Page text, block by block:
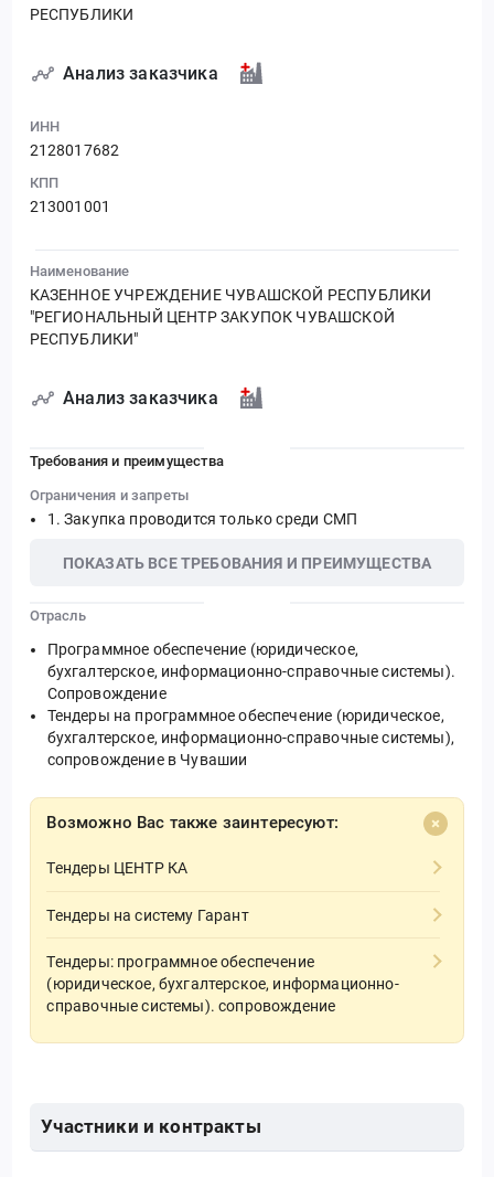
РЕСПУБЛИКИ
Анализ заказчика
ИНН
2128017682
КПП
213001001
Наименование
КАЗЕННОЕ УЧРЕЖДЕНИЕ ЧУВАШСКОЙ РЕСПУБЛИКИ
"РЕГИОНАЛЬНЫЙ ЦЕНТР ЗАКУПОК ЧУВАШСКОЙ
РЕСПУБЛИКИ"
Анализ заказчика
Требования и преимущества
Ограничения и запреты
Закупка проводится только среди СМП
ПОКАЗАТЬ ВСЕ ТРЕБОВАНИЯ И ПРЕИМУЩЕСТВА
Отрасль
Программное обеспечение (юридическое,
бухгалтерское, информационно-справочные системы).
Сопровождение
Тендеры на программное обеспечение (юридическое,
бухгалтерское, информационно-справочные системы),
сопровождение в Чувашии
Возможно Вас также заинтересуют:
Тендеры ЦЕНТР КА
Тендеры на систему Гарант
Тендеры: программное обеспечение
(юридическое, бухгалтерское, информационно-
справочные системы). сопровождение
Участники и контракты